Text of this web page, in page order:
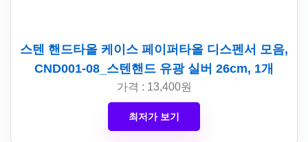
스텐 핸드타올 케이스 페이퍼타올 디스펜서 모음,
CND001-08_스텐핸드 유광 실버 26cm, 1개
가격 : 13,400원
최저가 보기